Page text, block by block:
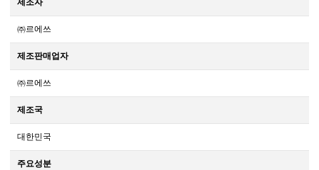
제조자
㈜르에쓰
제조판매업자
㈜르에쓰
제조국
대한민국
주요성분